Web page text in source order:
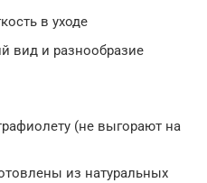
в уходе
вид и разнообразие
(не выгорают на
из натуральных